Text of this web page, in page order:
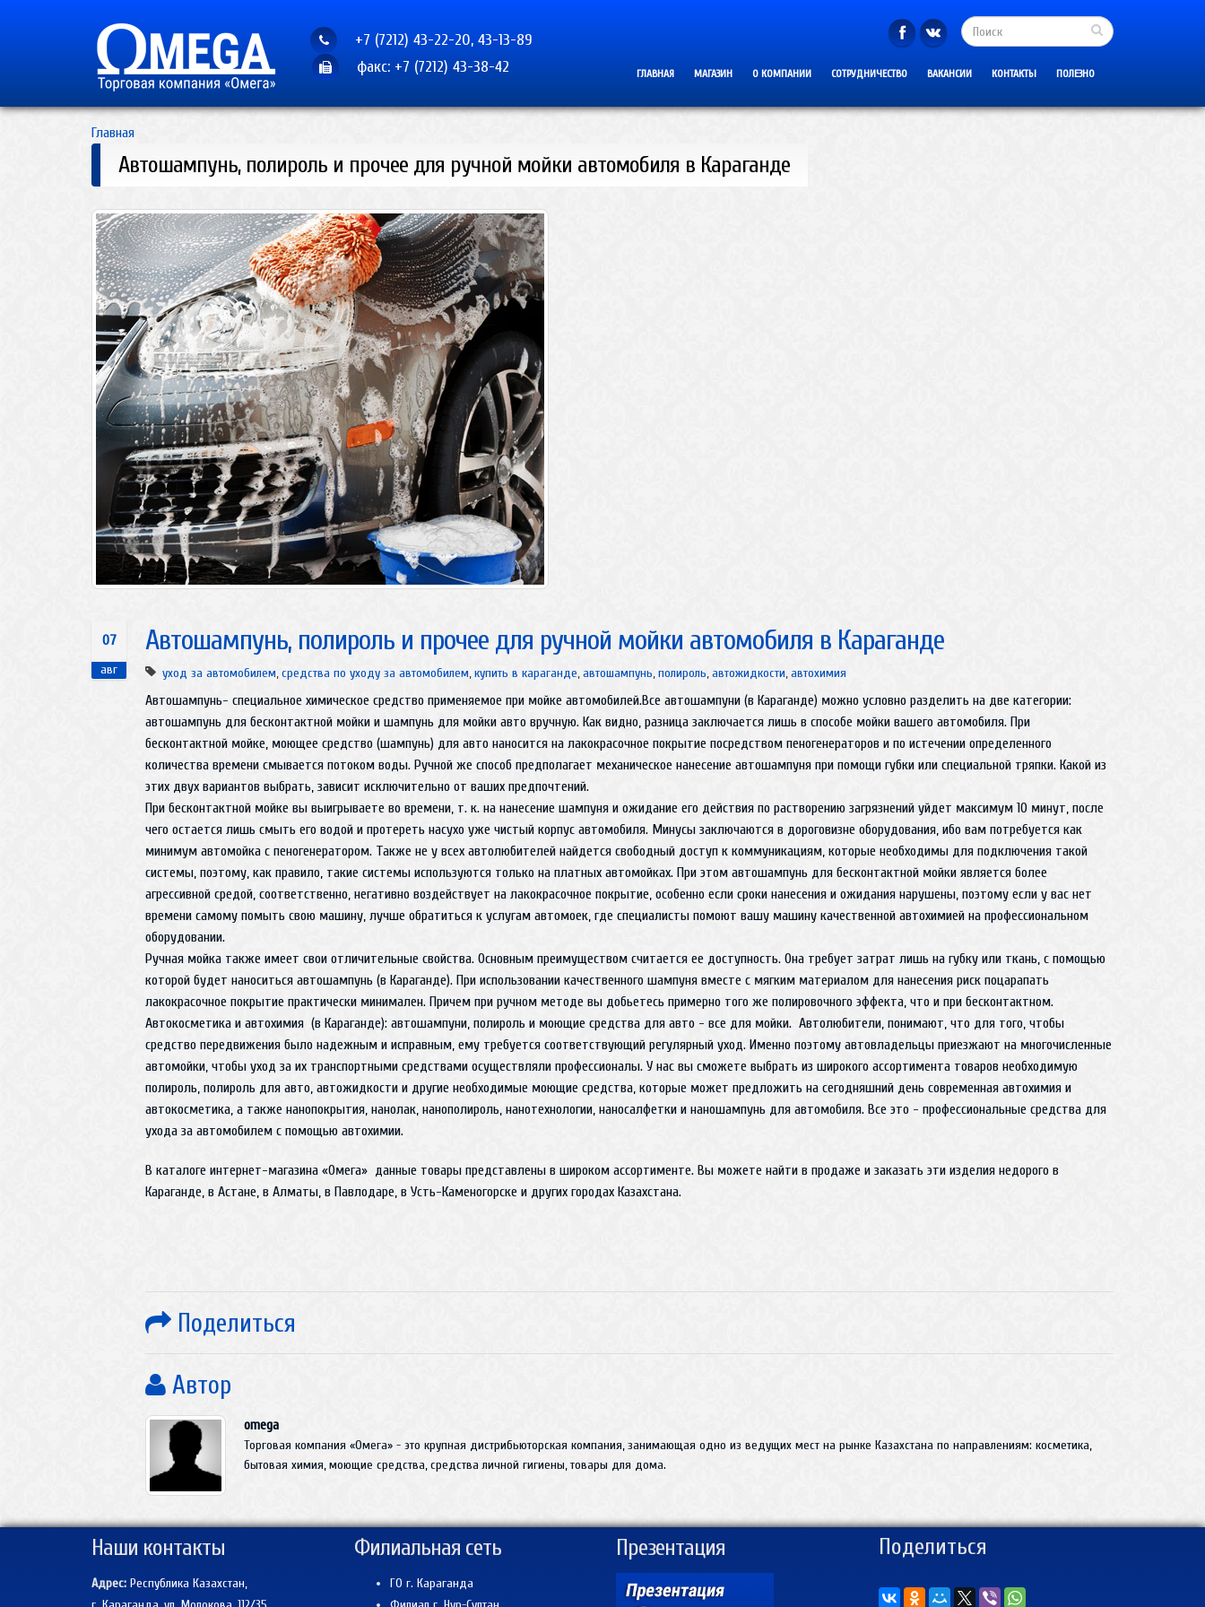
+7 (7212) 43-22-20, 43-13-89
факс: +7 (7212) 43-38-42
ГЛАВНАЯ МАГАЗИН О КОМПАНИИ СОТРУДНИЧЕСТВО ВАКАНСИИ КОНТАКТЫ ПОЛЕЗНО
Главная
Автошампунь, полироль и прочее для ручной мойки автомобиля в Караганде
07
авг
Автошампунь, полироль и прочее для ручной мойки автомобиля в Караганде
уход за автомобилем,средства по уходу за автомобилем,купить в караганде,автошампунь,полироль,автожидкости,автохимия
Автошампунь- специальное химическое средство применяемое при мойке автомобилей.Все автошампуни (в Караганде) можно условно разделить на две категории:
автошампунь для бесконтактной мойки и шампунь для мойки авто вручную. Как видно, разница заключается лишь в способе мойки вашего автомобиля. При
бесконтактной мойке, моющее средство (шампунь) для авто наносится на лакокрасочное покрытие посредством пеногенераторов и по истечении определенного
количества времени смывается потоком воды. Ручной же способ предполагает механическое нанесение автошампуня при помощи губки или специальной тряпки. Какой из
этих двух вариантов выбрать, зависит исключительно от ваших предпочтений.
При бесконтактной мойке вы выигрываете во времени, т. к. на нанесение шампуня и ожидание его действия по растворению загрязнений уйдет максимум 10 минут, после
чего остается лишь смыть его водой и протереть насухо уже чистый корпус автомобиля. Минусы заключаются в дороговизне оборудования, ибо вам потребуется как
минимум автомойка с пеногенератором. Также не у всех автолюбителей найдется свободный доступ к коммуникациям, которые необходимы для подключения такой
системы, поэтому, как правило, такие системы используются только на платных автомойках. При этом автошампунь для бесконтактной мойки является более
агрессивной средой, соответственно, негативно воздействует на лакокрасочное покрытие, особенно если сроки нанесения и ожидания нарушены, поэтому если у вас нет
времени самому помыть свою машину, лучше обратиться к услугам автомоек, где специалисты помоют вашу машину качественной автохимией на профессиональном
оборудовании.
Ручная мойка также имеет свои отличительные свойства. Основным преимуществом считается ее доступность. Она требует затрат лишь на губку или ткань, с помощью
которой будет наноситься автошампунь (в Караганде). При использовании качественного шампуня вместе с мягким материалом для нанесения риск поцарапать
лакокрасочное покрытие практически минимален. Причем при ручном методе вы добьетесь примерно того же полировочного эффекта, что и при бесконтактном.
Автокосметика и автохимия (в Караганде): автошампуни, полироль и моющие средства для авто - все для мойки. Автолюбители, понимают, что для того, чтобы
средство передвижения было надежным и исправным, ему требуется соответствующий регулярный уход. Именно поэтому автовладельцы приезжают на многочисленные
автомойки, чтобы уход за их транспортными средствами осуществляли профессионалы. У нас вы сможете выбрать из широкого ассортимента товаров необходимую
полироль, полироль для авто, автожидкости и другие необходимые моющие средства, которые может предложить на сегодняшний день современная автохимия и
автокосметика, а также нанопокрытия, нанолак, нанополироль, нанотехнологии, наносалфетки и наношампунь для автомобиля. Все это - профессиональные средства для
ухода за автомобилем с помощью автохимии.
В каталоге интернет-магазина «Омега» данные товары представлены в широком ассортименте. Вы можете найти в продаже и заказать эти изделия недорого в
Караганде, в Астане, в Алматы, в Павлодаре, в Усть-Каменогорске и других городах Казахстана.
Поделиться
Автор
omega
Торговая компания «Омега» - это крупная дистрибьюторская компания, занимающая одно из ведущих мест на рынке Казахстана по направлениям: косметика,
бытовая химия, моющие средства, средства личной гигиены, товары для дома.
Наши контакты
Адрес: Республика Казахстан,
Филиальная сеть
ГО г. Караганда
Презентация Поделиться